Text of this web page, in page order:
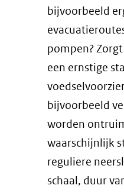
bijvoorbeeld
pompen?
een ernstige
bijvoorbeeld
worden
waarschijnlijk
reguliere
schaal, duur